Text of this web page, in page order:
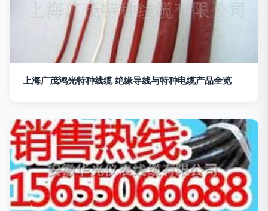
上海广茂鸿光特种线缆 绝缘导线与特种电缆产品全览